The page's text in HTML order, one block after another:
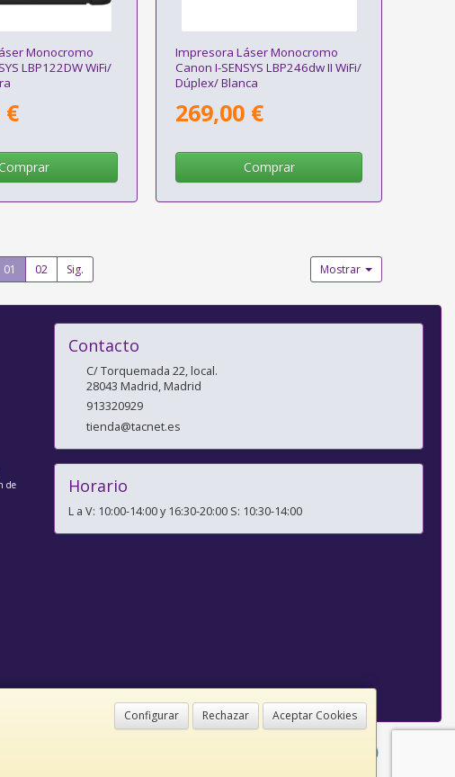
Monocromo
LBP122DW WiFi/
€
Impresora Láser Monocromo
Canon I-SENSYS LBP246dw II WiFi/
Dúplex/ Blanca
269,00 €
Comprar
01 02 Sig. Mostrar
Configurar Rechazar Aceptar Cookies
de
Contacto
C/ Torquemada 22, local.
28043 Madrid,Madrid
913320929
tienda@tacnet.es
Horario
L a V: 10:00-14:00 y 16:30-20:00 S: 10:30-14:00